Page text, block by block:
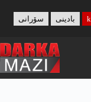
content
بادینی سۆرانی